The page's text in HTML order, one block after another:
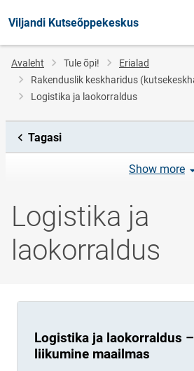
Viljandi Kutseõppekeskus
Jälglink
Avaleht Tule õpi!
Erialad
Rakenduslik keskharidus
Logistika ja laokorraldus
Logistika ja
laokorraldus
Tagasi
Show more
Logistika ja laokorraldus
liikumine maailmas